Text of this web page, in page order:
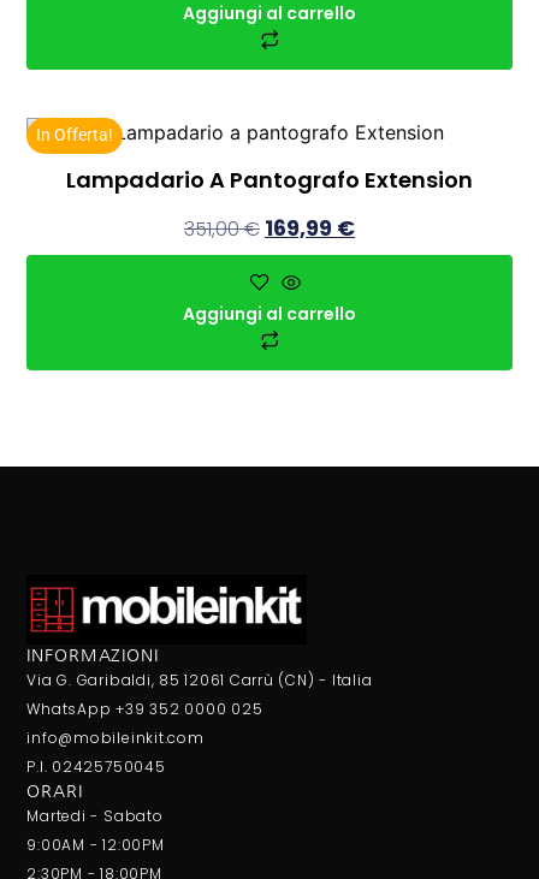
Aggiungi al carrello
In Offerta!
Lampadario A Pantografo Extension
351,00€ 169,99 €
Aggiungi al carrello
INFORMAZIONI
Via G. Garibaldi, 85 12061 Carrù (CN) - Italia
WhatsApp +39 352 0000 025
info@mobileinkit.com
P.I. 02425750045
ORARI
Martedi - Sabato
9:00AM - 12:00PM
2:30PM - 18:00PM